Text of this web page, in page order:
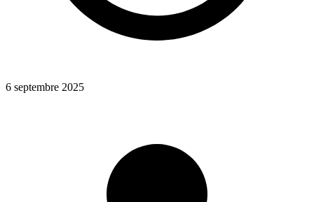
6 septembre 2025